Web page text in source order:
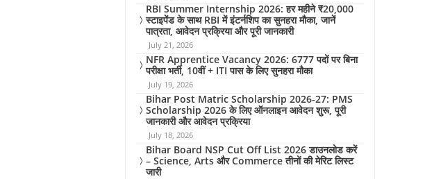
RBI Summer Internship 2026: हर महीने ₹20,000
स्टाइपेंड के साथ RBI में इंटर्नशिप का सुनहरा मौका, जानें
पात्रता, आवेदन प्रक्रिया और पूरी जानकारी
July 21, 2026
NFR Apprentice Vacancy 2026: 6777 पदों पर बिना
परीक्षा भर्ती, 10वीं + ITI पास के लिए सुनहरा मौका
July 19, 2026
Bihar Post Matric Scholarship 2026-27: PMS
Scholarship 2026 के लिए ऑनलाइन आवेदन शुरू, पूरी
जानकारी और आवेदन प्रक्रिया
July 18, 2026
Bihar Board NSP Cut Off List 2026 डाउनलोड करें
– Science, Arts और Commerce तीनों की मेरिट लिस्ट
जारी